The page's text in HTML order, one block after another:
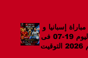
إسبانيا و
الأرجنتين اليوم 19-07 فى
كأس العالم 2026 التوقيت